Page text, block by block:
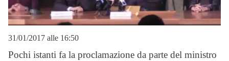
31/01/2017 alle 16:50
Pochi istanti fa la proclamazione da parte del ministro